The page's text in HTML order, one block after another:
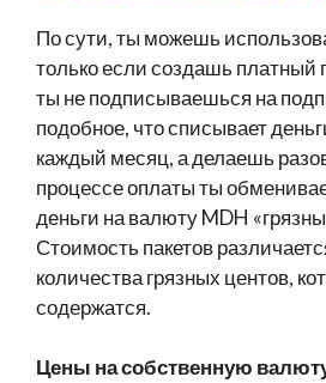
По сути, ты можешь
только если создашь
ты не подписываешься на
подобное, что списывает
каждый месяц, а делаешь
процессе оплаты ты
деньги на валюту MDH
Стоимость пакетов
количества грязных центов,
содержатся.
Цены на собственную